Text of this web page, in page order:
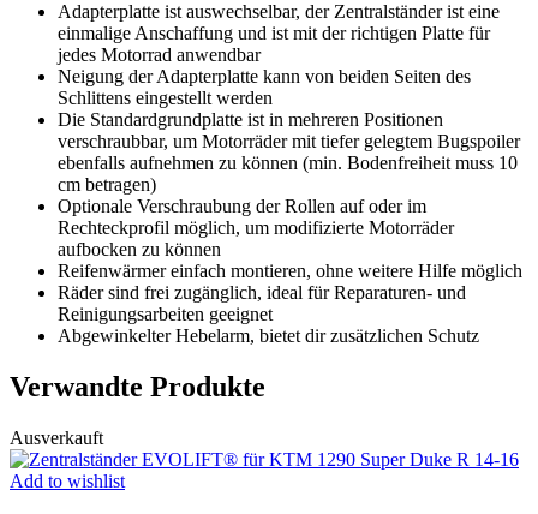
Adapterplatte ist auswechselbar, der Zentralständer ist eine
einmalige Anschaffung und ist mit der richtigen Platte für
jedes Motorrad anwendbar
Neigung der Adapterplatte kann von beiden Seiten des
Schlittens eingestellt werden
Die Standardgrundplatte ist in mehreren Positionen
verschraubbar, um Motorräder mit tiefer gelegtem Bugspoiler
ebenfalls aufnehmen zu können (min. Bodenfreiheit muss 10
cm betragen)
Optionale Verschraubung der Rollen auf oder im
Rechteckprofil möglich, um modifizierte Motorräder
aufbocken zu können
Reifenwärmer einfach montieren, ohne weitere Hilfe möglich
Räder sind frei zugänglich, ideal für Reparaturen- und
Reinigungsarbeiten geeignet
Abgewinkelter Hebelarm, bietet dir zusätzlichen Schutz
Verwandte Produkte
Ausverkauft
Add to wishlist